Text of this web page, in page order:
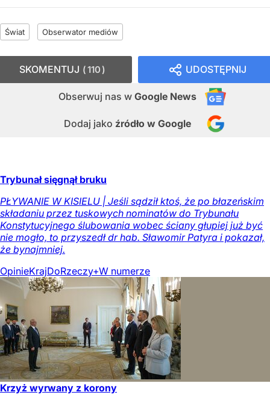
Świat Obserwator mediów
UDOSTĘPNIJ
Obserwuj nas w Google News
Dodaj jako źródło w Google
SKOMENTUJ 110
Trybunał sięgnął bruku
PŁYWANIE W KISIELU | Jeśli sądził ktoś, że po błazeńskim
składaniu przez tuskowych nominatów do Trybunału
Konstytucyjnego ślubowania wobec ściany głupiej już być
nie mogło, to przyszedł dr hab. Sławomir Patyra i pokazał,
że bynajmniej.
OpinieKrajDoRzeczy+W numerze
Krzyż wyrwany z korony